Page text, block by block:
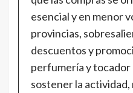
esencial y en menor
provincias,
descuentos y
perfumería y tocador
sostener la